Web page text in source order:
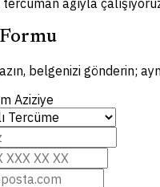
belgenizi gönderin;
Aziziye